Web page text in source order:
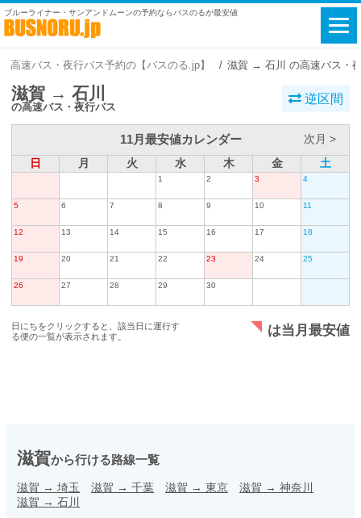
ブルーライナー・サンアンドムーンの予約ならバスのるが最安値
高速バス・夜行バス予約の【バスのる.jp】 滋賀 → 石川 の高速バス・
滋賀 → 石川
の高速バス・夜行バス
逆区間
11月最安値カレンダー
次月 >
日
月 火 水 木 金 土
1 2 3 4
5 6 7 8 9 10 11
12 13 14 15 16 17 18
19 20 21 22 23 24 25
26 27 28 29 30
日にちをクリックすると、該当日に運行す
る便の一覧が表示されます。
は当月最安値
滋賀から行ける路線一覧
滋賀 → 埼玉 滋賀 → 千葉 滋賀 → 東京 滋賀 → 神奈川
滋賀 → 石川